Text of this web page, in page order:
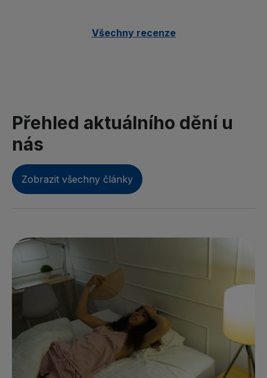
Všechny recenze
Přehled aktuálního dění u
nás
Zobrazit všechny články